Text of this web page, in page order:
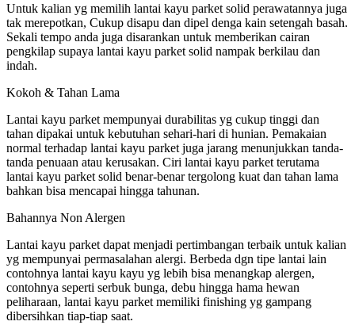
Untuk kalian yg memilih lantai kayu parket solid perawatannya juga
tak merepotkan, Cukup disapu dan dipel denga kain setengah basah.
Sekali tempo anda juga disarankan untuk memberikan cairan
pengkilap supaya lantai kayu parket solid nampak berkilau dan
indah.
Kokoh & Tahan Lama
Lantai kayu parket mempunyai durabilitas yg cukup tinggi dan
tahan dipakai untuk kebutuhan sehari-hari di hunian. Pemakaian
normal terhadap lantai kayu parket juga jarang menunjukkan tanda-
tanda penuaan atau kerusakan. Ciri lantai kayu parket terutama
lantai kayu parket solid benar-benar tergolong kuat dan tahan lama
bahkan bisa mencapai hingga tahunan.
Bahannya Non Alergen
Lantai kayu parket dapat menjadi pertimbangan terbaik untuk kalian
yg mempunyai permasalahan alergi. Berbeda dgn tipe lantai lain
contohnya lantai kayu kayu yg lebih bisa menangkap alergen,
contohnya seperti serbuk bunga, debu hingga hama hewan
peliharaan, lantai kayu parket memiliki finishing yg gampang
dibersihkan tiap-tiap saat.